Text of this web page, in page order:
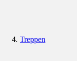
Treppen